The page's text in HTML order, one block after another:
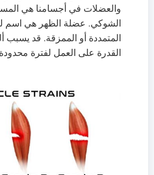
والعضلات في أجسامنا هي
الشوكي. عضلة الظهر هي اسم
المتمددة أو الممزقة. قد يسبب
القدرة على العمل لفترة